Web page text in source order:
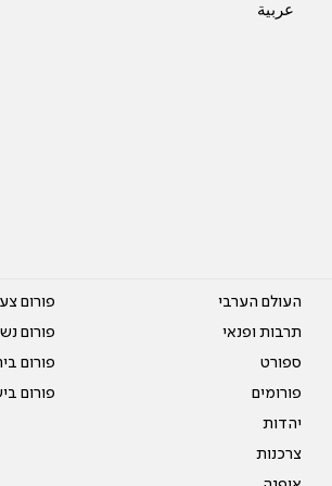
عربية
העולם הערבי
תרבות ופנאי
ספורט
פורומים
יהדות
צרכנות
פורום
פורום
פורום
פורום